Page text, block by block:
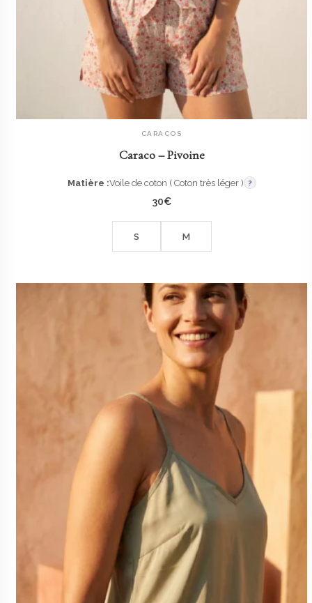
AJOUTER AU PANIER
CARACOS
Caraco – Pivoine
Matière :Voile de coton ( Coton très léger ) ?
30€
S M